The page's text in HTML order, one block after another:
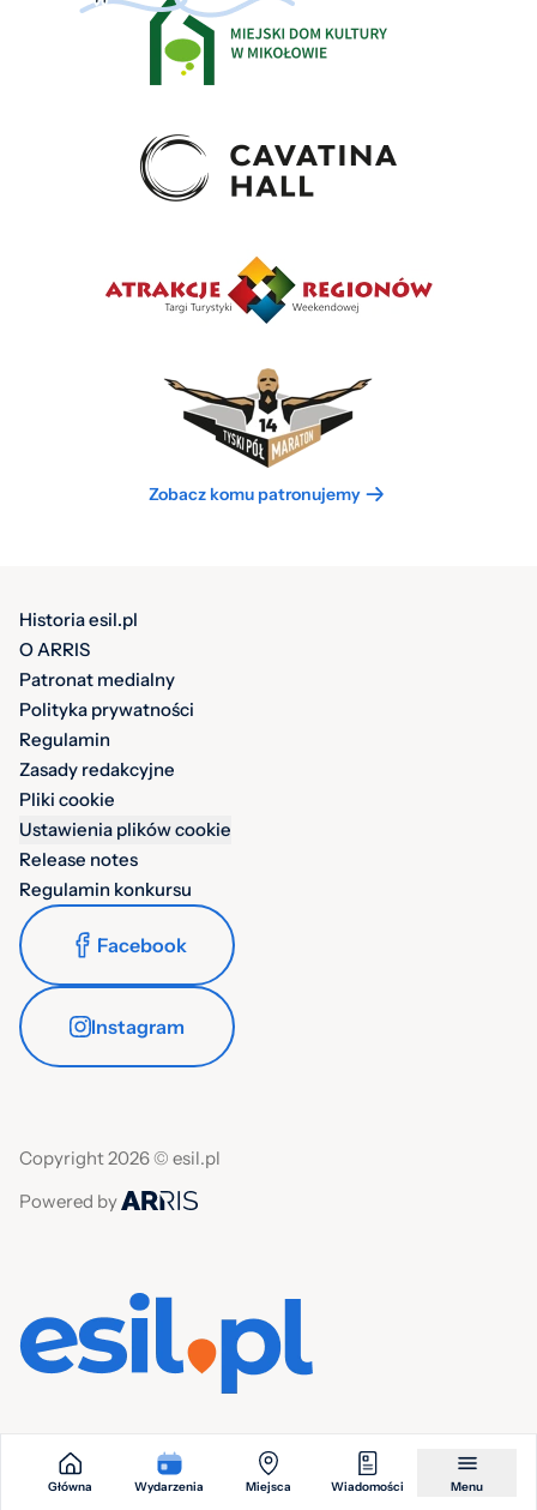
Zobacz komu patronujemy
Historia esil.pl
O ARRIS
Patronat medialny
Polityka prywatności
Regulamin
Zasady redakcyjne
Pliki cookie
Ustawienia plików cookie
Release notes
Regulamin konkursu
Facebook
Instagram
Copyright 2026 © esil.pl
Powered by
Główna Wydarzenia Miejsca Wiadomości Menu